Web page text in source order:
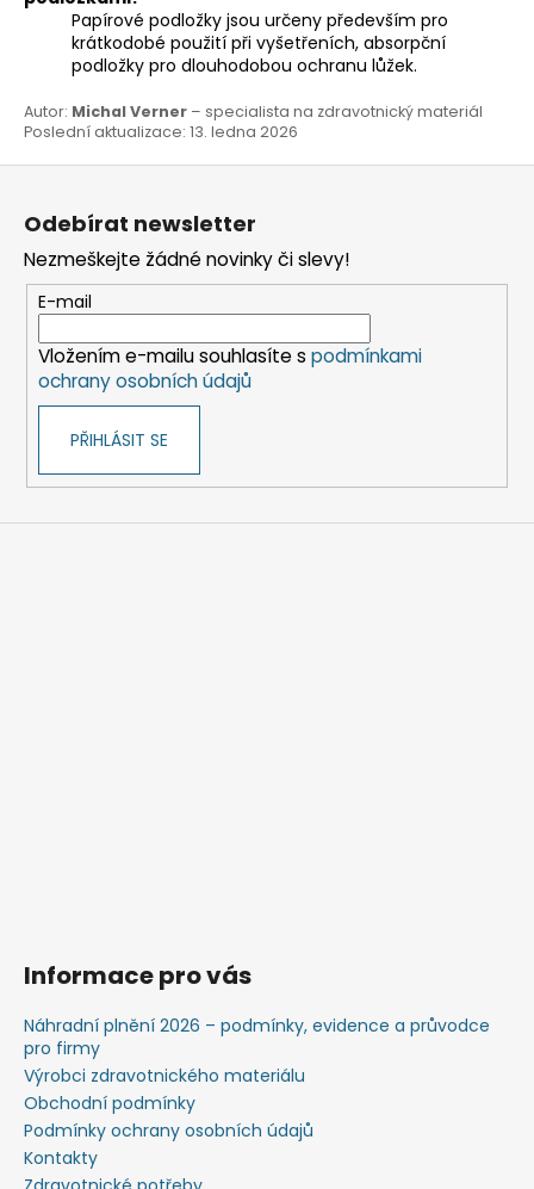
Papírové podložky jsou určeny především pro
krátkodobé použití při vyšetřeních, absorpční
podložky pro dlouhodobou ochranu lůžek.
Autor: Michal Verner – specialista na zdravotnický materiál
Poslední aktualizace: 13. ledna 2026
Z
Odebírat newsletter
Nezmeškejte žádné novinky či slevy!
E-mail
Vložením e-mailu souhlasíte s podmínkami
ochrany osobních údajů
PŘIHLÁSIT SE
Informace pro vás
Náhradní plnění 2026 – podmínky, evidence a průvodce
pro firmy
Výrobci zdravotnického materiálu
Obchodní podmínky
Podmínky ochrany osobních údajů
Kontakty